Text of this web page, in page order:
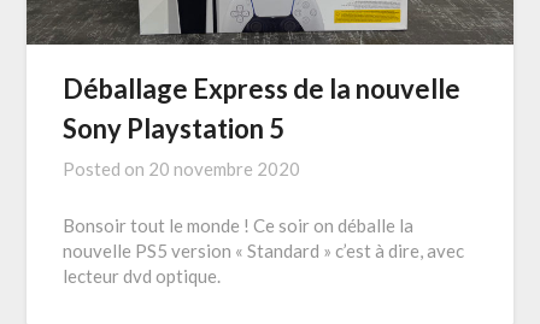
Déballage Express de la nouvelle
Sony Playstation 5
Posted on 20 novembre 2020
Bonsoir tout le monde ! Ce soir on déballe la
nouvelle PS5 version « Standard » c’est à dire, avec
lecteur dvd optique.